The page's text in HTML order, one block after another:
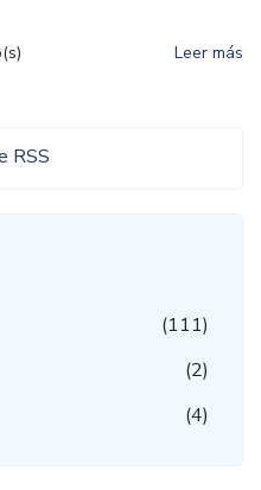
Leer más
RSS
(111)
(2)
(4)